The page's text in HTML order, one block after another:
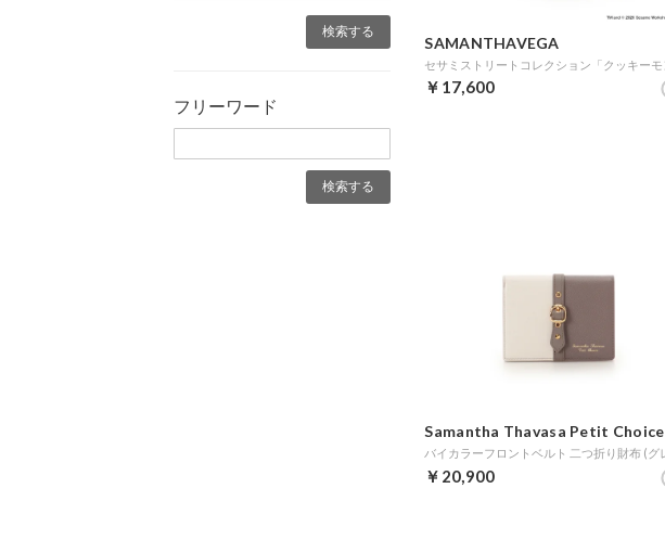
フリーワード
SAMANTHAVEGA
￥17,600
Samantha Thavasa Petit Choice
￥20,900